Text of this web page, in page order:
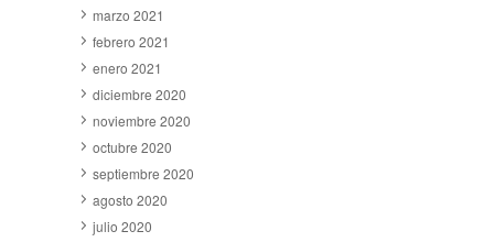
marzo 2021
febrero 2021
enero 2021
diciembre 2020
noviembre 2020
octubre 2020
septiembre 2020
agosto 2020
julio 2020